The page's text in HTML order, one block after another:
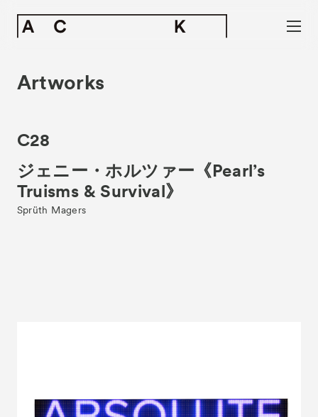
- Gallery Collaborations
Artworks
C28
ジェニー・ホルツァー《Pearl’s
Truisms & Survival》
Sprüth Magers